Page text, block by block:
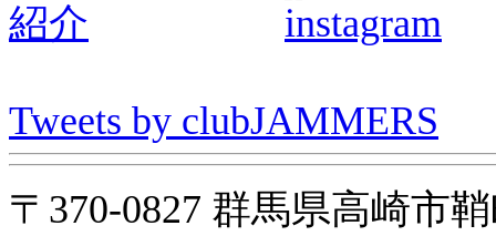
Tweets by clubJAMMERS
〒370-0827 群馬県高崎市